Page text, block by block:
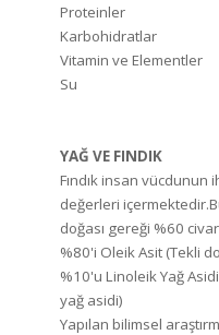
Proteinler
Karbohidratlar
Vitamin ve Elementler
Su
YAĞ VE FINDIK
Fındık insan
değerleri
doğası gereği %60
%80'i Oleik Asit (Tekli
%10'u Linoleik Yağ
yağ asidi)
Yapılan bilimsel